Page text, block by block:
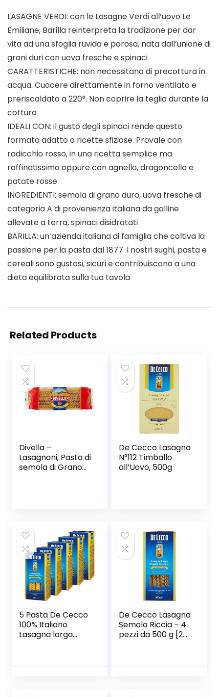
LASAGNE VERDI: con le Lasagne Verdi all’uovo Le
Emiliane, Barilla reinterpreta la tradizione per dar
vita ad una sfoglia ruvida e porosa, nata dall’unione di
grani duri con uova fresche e spinaci
CARATTERISTICHE: non necessitano di precottura in
acqua. Cuocere direttamente in forno ventilato e
preriscaldato a 220°. Non coprire la teglia durante la
cottura
IDEALI CON: il gusto degli spinaci rende questo
formato adatto a ricette sfiziose. Provale con
radicchio rosso, in una ricetta semplice ma
raffinatissima oppure con agnello, dragoncello e
patate rosse
INGREDIENTI: semola di grano duro, uova fresche di
categoria A di provenienza italiana da galline
allevate a terra, spinaci disidratati
BARILLA: un’azienda italiana di famiglia che coltiva la
passione per la pasta dal 1877. I nostri sughi, pasta e
cereali sono gustosi, sicuri e contribuiscono a una
dieta equilibrata sulla tua tavola
Related Products
Divella –
Lasagnoni, Pasta di
semola di Grano
De Cecco Lasagna
N°112 Timballo
all’Uovo, 500g
5 Pasta De Cecco
100% Italiano
Lasagna larga
De Cecco Lasagna
Semola Riccia – 4
pezzi da 500 g [2